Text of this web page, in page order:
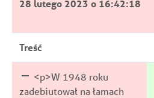
28 lutego 2023 o 16:42:18
Treść
<p>W 1948 roku
zadebiutował na łamach